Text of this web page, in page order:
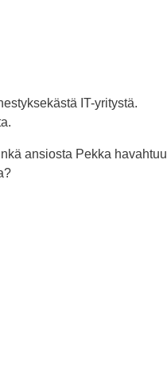
IT-yritystä.
ansiosta Pekka havahtuu